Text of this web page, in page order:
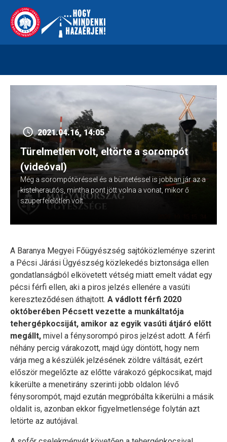
content
kreszvaltozas.hu
2021.04.16, 14:05
Türelmetlen volt, eltörte a sorompót
(videóval)
Még a sorompótöréssel és a büntetéssel is jobban jár az a
kisteherautós, mintha pont jött volna a vonat, mikor ő
szuperfelelőtlen volt.
A Baranya Megyei Főügyészség sajtóközleménye szerint
a Pécsi Járási Ügyészség közlekedés biztonsága ellen
gondatlanságból elkövetett vétség miatt emelt vádat egy
pécsi férfi ellen, aki a piros jelzés ellenére a vasúti
kereszteződésen áthajtott. A vádlott férfi 2020
októberében Pécsett vezette a munkáltatója
tehergépkocsiját, amikor az egyik vasúti átjáró előtt
megállt, mivel a fénysorompó piros jelzést adott. A férfi
néhány percig várakozott, majd úgy döntött, hogy nem
várja meg a készülék jelzésének zöldre váltását, ezért
először megelőzte az előtte várakozó gépkocsikat, majd
kikerülte a menetirány szerinti jobb oldalon lévő
fénysorompót, majd ezután megpróbálta kikerülni a másik
oldalit is, azonban ekkor figyelmetlensége folytán azt
letörte az autójával.